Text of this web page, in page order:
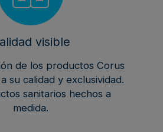
visible
de los productos Corus
su calidad y exclusividad.
sanitarios hechos a
medida.